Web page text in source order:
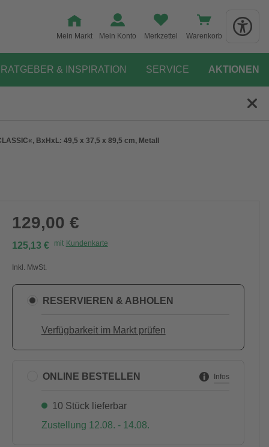
Mein Markt Mein Konto Merkzettel Warenkorb
RATGEBER & INSPIRATION SERVICE AKTIONEN
BxHxL: 49,5 x 37,5 x 89,5 cm, Metall
129,00 €
125,13 € mit Kundenkarte
Inkl. MwSt.
RESERVIEREN & ABHOLEN
Verfügbarkeit im Markt prüfen
ONLINE BESTELLEN Infos
10 Stück lieferbar
Zustellung 12.08. - 14.08.